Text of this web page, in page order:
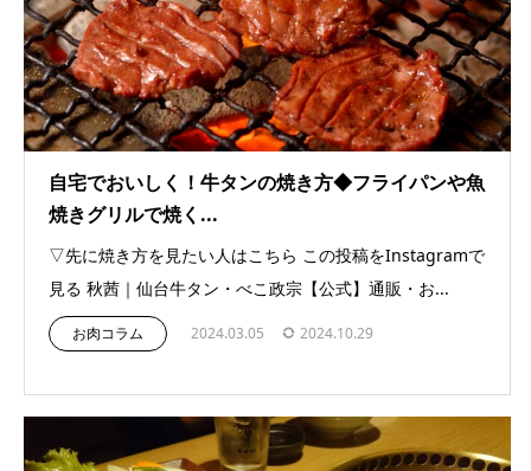
自宅でおいしく！牛タンの焼き方◆フライパンや魚
焼きグリルで焼く...
▽先に焼き方を見たい人はこちら この投稿をInstagramで
見る 秋茜｜仙台牛タン・べこ政宗【公式】通販・お...
お肉コラム 2024.03.05 2024.10.29